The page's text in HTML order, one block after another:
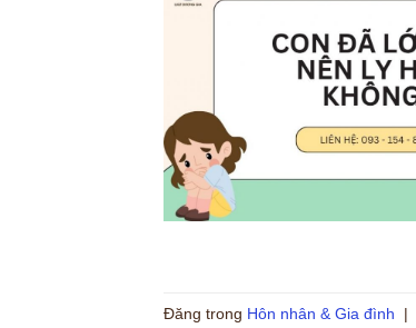
Đăng trong Hôn nhân & Gia đình |